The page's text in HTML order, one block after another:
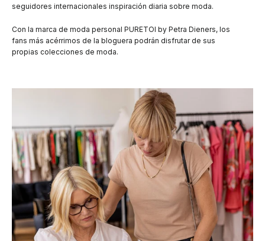
seguidores internacionales inspiración diaria sobre moda.
Con la marca de moda personal PURETOI by Petra Dieners, los
fans más acérrimos de la bloguera podrán disfrutar de sus
propias colecciones de moda.